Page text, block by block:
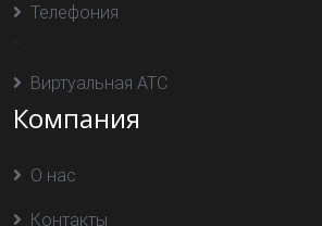
Телефония
Виртуальная АТС
Компания
О нас
Контакты